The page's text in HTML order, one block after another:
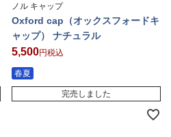
ノル キャップ
Oxford cap（オックスフォードキ
ャップ） ナチュラル
5,500 税込
春夏
完売しました